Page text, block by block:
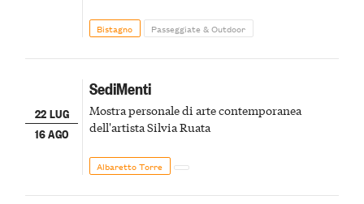
Bistagno Passeggiate & Outdoor
22 LUG
16 AGO
SediMenti
Mostra personale di arte contemporanea
dell'artista Silvia Ruata
Albaretto Torre